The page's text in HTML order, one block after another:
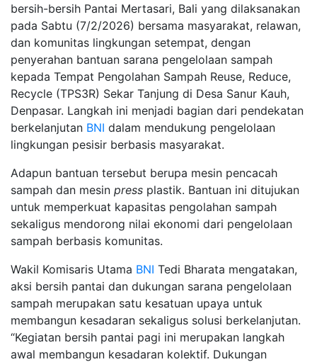
bersih-bersih Pantai Mertasari, Bali yang dilaksanakan
pada Sabtu (7/2/2026) bersama masyarakat, relawan,
dan komunitas lingkungan setempat, dengan
penyerahan bantuan sarana pengelolaan sampah
kepada Tempat Pengolahan Sampah Reuse, Reduce,
Recycle (TPS3R) Sekar Tanjung di Desa Sanur Kauh,
Denpasar. Langkah ini menjadi bagian dari pendekatan
berkelanjutan BNI dalam mendukung pengelolaan
lingkungan pesisir berbasis masyarakat.
Adapun bantuan tersebut berupa mesin pencacah
sampah dan mesin press plastik. Bantuan ini ditujukan
untuk memperkuat kapasitas pengolahan sampah
sekaligus mendorong nilai ekonomi dari pengelolaan
sampah berbasis komunitas.
Wakil Komisaris Utama BNI Tedi Bharata mengatakan,
aksi bersih pantai dan dukungan sarana pengelolaan
sampah merupakan satu kesatuan upaya untuk
membangun kesadaran sekaligus solusi berkelanjutan.
“Kegiatan bersih pantai pagi ini merupakan langkah
awal membangun kesadaran kolektif. Dukungan